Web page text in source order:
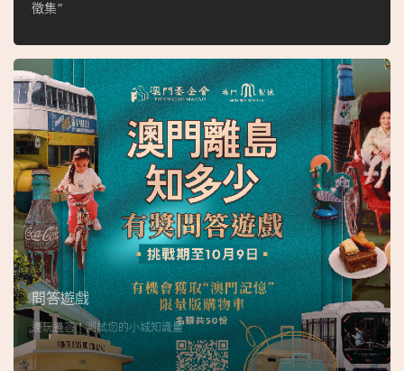
o
吳
榮
恪
徵集”
問答遊戲
邊玩邊答，測試您的小城知識量